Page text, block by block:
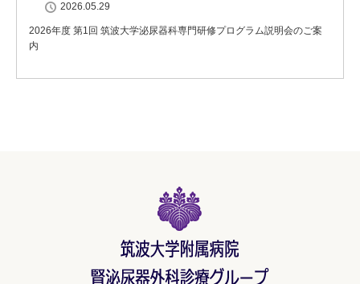
2026.05.29
2026年度 第1回 筑波大学泌尿器科専門研修プログラム説明会のご案
内